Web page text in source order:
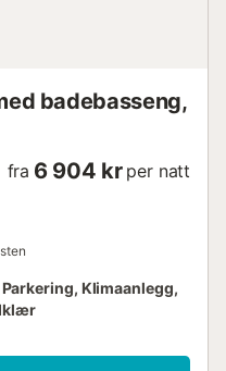
badebasseng,
fra 6 904 kr per natt
Klimaanlegg,